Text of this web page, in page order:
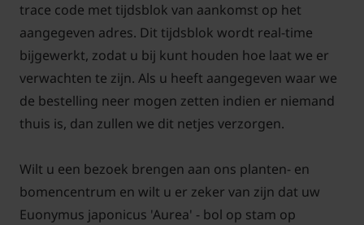
trace code met tijdsblok van aankomst op het
aangegeven adres. Dit tijdsblok wordt real-time
bijgewerkt, zodat u bij kunt houden hoe laat we er
verwachten te zijn. Als u heeft aangegeven waar we
de bestelling neer mogen zetten indien er niemand
thuis is, dan zullen we dit netjes verzorgen.
Wilt u een bezoek brengen aan ons planten- en
bomencentrum en wilt u er zeker van zijn dat uw
Euonymus japonicus 'Aurea' - bol op stam op